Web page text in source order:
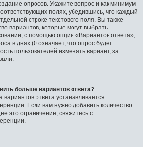
опросов. Укажите вопрос и как минимум
полях, убедившись, что каждый
строке текстового поля. Вы также
вариантов, которые могут выбрать
с помощью опции «Вариантов ответа»,
в днях (0 означает, что опрос будет
пользователей изменять вариант, за
больше вариантов ответа?
вариантов ответа устанавливается
Если вам нужно добавить количество
это ограничение, свяжитесь с